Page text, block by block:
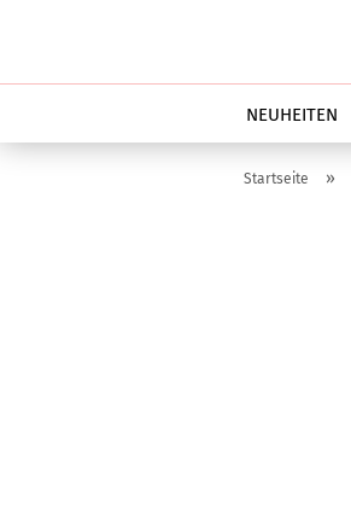
NEUHEITEN
Startseite »